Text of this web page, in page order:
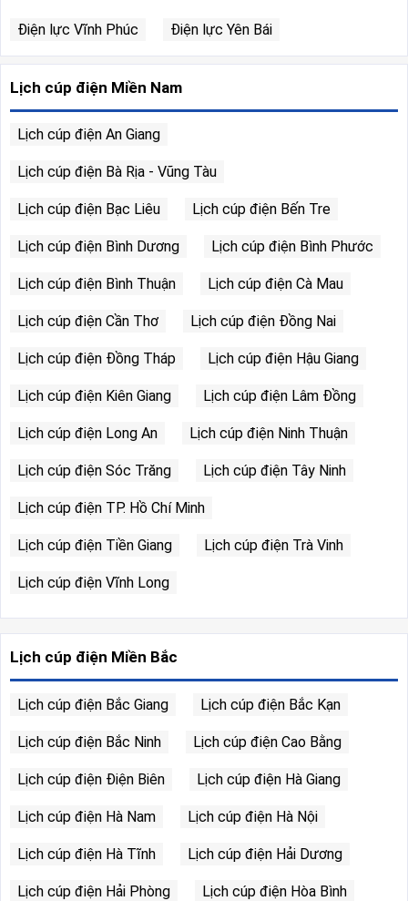
Điện lực Vĩnh Phúc Điện lực Yên Bái
Lịch cúp điện Miền Nam
Lịch cúp điện An Giang
Lịch cúp điện Bà Rịa - Vũng Tàu
Lịch cúp điện Bạc Liêu Lịch cúp điện Bến Tre
Lịch cúp điện Bình Dương Lịch cúp điện Bình Phước
Lịch cúp điện Bình Thuận Lịch cúp điện Cà Mau
Lịch cúp điện Cần Thơ Lịch cúp điện Đồng Nai
Lịch cúp điện Đồng Tháp Lịch cúp điện Hậu Giang
Lịch cúp điện Kiên Giang Lịch cúp điện Lâm Đồng
Lịch cúp điện Long An Lịch cúp điện Ninh Thuận
Lịch cúp điện Sóc Trăng Lịch cúp điện Tây Ninh
Lịch cúp điện TP. Hồ Chí Minh
Lịch cúp điện Tiền Giang Lịch cúp điện Trà Vinh
Lịch cúp điện Vĩnh Long
Lịch cúp điện Miền Bắc
Lịch cúp điện Bắc Giang Lịch cúp điện Bắc Kạn
Lịch cúp điện Bắc Ninh Lịch cúp điện Cao Bằng
Lịch cúp điện Điện Biên Lịch cúp điện Hà Giang
Lịch cúp điện Hà Nam Lịch cúp điện Hà Nội
Lịch cúp điện Hà Tĩnh Lịch cúp điện Hải Dương
Lịch cúp điện Hải Phòng Lịch cúp điện Hòa Bình